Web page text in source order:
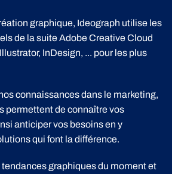
graphique, Ideograph utilise les
de la suite Adobe Creative Cloud
InDesign, ... pour les plus
connaissances dans le marketing,
permettent de connaître vos
anticiper vos besoins en y
qui font la différence.
graphiques du moment et